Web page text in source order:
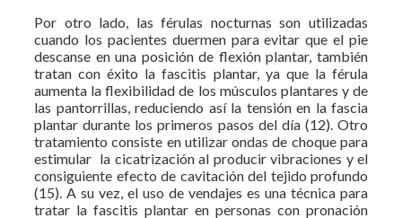
Por otro lado, las férulas nocturnas son utilizadas
cuando los pacientes duermen para evitar que el pie
descanse en una posición de flexión plantar, también
tratan con éxito la fascitis plantar, ya que la férula
aumenta la flexibilidad de los músculos plantares y de
las pantorrillas, reduciendo así la tensión en la fascia
plantar durante los primeros pasos del día (12). Otro
tratamiento consiste en utilizar ondas de choque para
estimular la cicatrización al producir vibraciones y el
consiguiente efecto de cavitación del tejido profundo
(15). A su vez, el uso de vendajes es una técnica para
tratar la fascitis plantar en personas con pronación